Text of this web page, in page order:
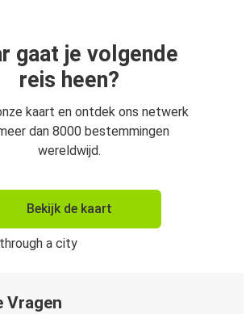
gaat je volgende
reis heen?
kaart en ontdek ons netwerk
dan 8000 bestemmingen
wereldwijd.
Bekijk de kaart
Vragen